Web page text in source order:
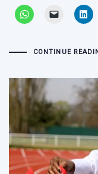
CONTINUE